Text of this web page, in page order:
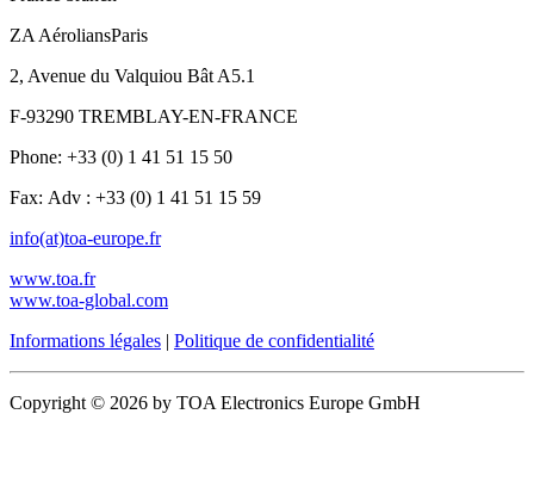
ZA AéroliansParis
2, Avenue du Valquiou Bât A5.1
F-93290 TREMBLAY-EN-FRANCE
Phone: +33 (0) 1 41 51 15 50
Fax: Adv : +33 (0) 1 41 51 15 59
info(at)toa-europe.fr
www.toa.fr
www.toa-global.com
Informations légales | Politique de confidentialité
Copyright © 2026 by TOA Electronics Europe GmbH